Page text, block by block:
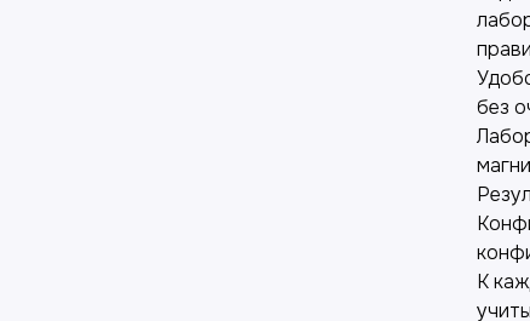
без
К